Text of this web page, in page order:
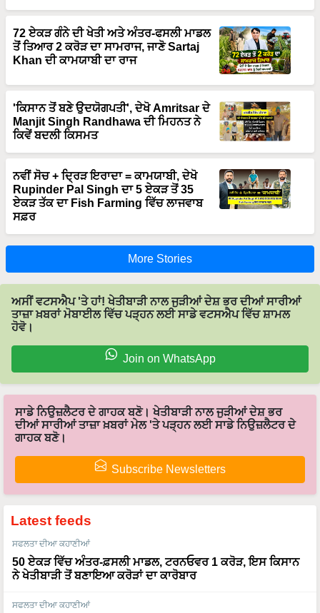
72 ਏਕੜ ਗੰਨੇ ਦੀ ਖੇਤੀ ਅਤੇ ਅੰਤਰ-ਫਸਲੀ ਮਾਡਲ
ਤੋਂ ਤਿਆਰ 2 ਕਰੋੜ ਦਾ ਸਾਮਰਾਜ, ਜਾਣੋ Sartaj
Khan ਦੀ ਕਾਮਯਾਬੀ ਦਾ ਰਾਜ
'ਕਿਸਾਨ ਤੋਂ ਬਣੇ ਉਦਯੋਗਪਤੀ', ਦੇਖੋ Amritsar ਦੇ
Manjit Singh Randhawa ਦੀ ਮਿਹਨਤ ਨੇ
ਕਿਵੇਂ ਬਦਲੀ ਕਿਸਮਤ
ਨਵੀਂ ਸੋਚ + ਦ੍ਰਿੜ ਇਰਾਦਾ = ਕਾਮਯਾਬੀ, ਦੇਖੋ
Rupinder Pal Singh ਦਾ 5 ਏਕੜ ਤੋਂ 35
ਏਕੜ ਤੱਕ ਦਾ Fish Farming ਵਿੱਚ ਲਾਜਵਾਬ
ਸਫ਼ਰ
More Stories
ਅਸੀਂ ਵਟਸਐਪ 'ਤੇ ਹਾਂ! ਖੇਤੀਬਾੜੀ ਨਾਲ ਜੁੜੀਆਂ ਦੇਸ਼ ਭਰ ਦੀਆਂ ਸਾਰੀਆਂ
ਤਾਜ਼ਾ ਖ਼ਬਰਾਂ ਮੋਬਾਈਲ ਵਿੱਚ ਪੜ੍ਹਨ ਲਈ ਸਾਡੇ ਵਟਸਐਪ ਵਿੱਚ ਸ਼ਾਮਲ
ਹੋਵੋ।
Join on WhatsApp
ਸਾਡੇ ਨਿਉਜ਼ਲੈਟਰ ਦੇ ਗਾਹਕ ਬਣੋ। ਖੇਤੀਬਾੜੀ ਨਾਲ ਜੁੜੀਆਂ ਦੇਸ਼ ਭਰ
ਦੀਆਂ ਸਾਰੀਆਂ ਤਾਜ਼ਾ ਖ਼ਬਰਾਂ ਮੇਲ 'ਤੇ ਪੜ੍ਹਨ ਲਈ ਸਾਡੇ ਨਿਉਜ਼ਲੈਟਰ ਦੇ
ਗਾਹਕ ਬਣੋ।
Subscribe Newsletters
Latest feeds
ਸਫਲਤਾ ਦੀਆ ਕਹਾਣੀਆਂ
50 ਏਕੜ ਵਿੱਚ ਅੰਤਰ-ਫ਼ਸਲੀ ਮਾਡਲ, ਟਰਨਓਵਰ 1 ਕਰੋੜ, ਇਸ ਕਿਸਾਨ
ਨੇ ਖੇਤੀਬਾੜੀ ਤੋਂ ਬਣਾਇਆ ਕਰੋੜਾਂ ਦਾ ਕਾਰੋਬਾਰ
ਸਫਲਤਾ ਦੀਆ ਕਹਾਣੀਆਂ